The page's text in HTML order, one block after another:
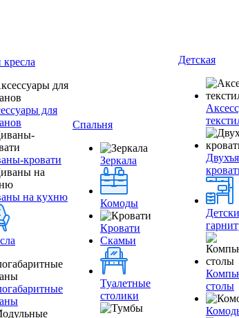
для
кровати
на кухню
Спальня
Зеркала
Комоды
Кровати
Скамьи
Туалетные
столики
Детская
столы